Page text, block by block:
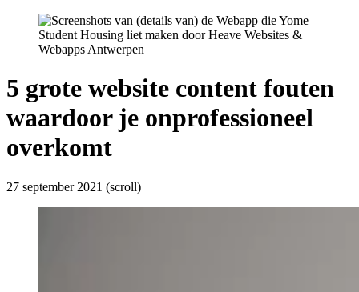
5 grote website content fouten
waardoor je onprofessioneel
overkomt
27 september 2021 (scroll)